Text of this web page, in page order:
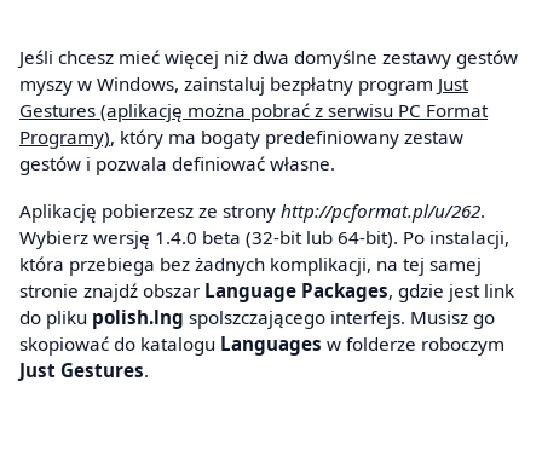
Jeśli chcesz mieć więcej niż dwa domyślne zestawy gestów
myszy w Windows, zainstaluj bezpłatny program Just
Gestures (aplikację można pobrać z serwisu PC Format
Programy), który ma bogaty predefiniowany zestaw
gestów i pozwala definiować własne.
Aplikację pobierzesz ze strony http://pcformat.pl/u/262.
Wybierz wersję 1.4.0 beta (32-bit lub 64-bit). Po instalacji,
która przebiega bez żadnych komplikacji, na tej samej
stronie znajdź obszar Language Packages, gdzie jest link
do pliku polish.lng spolszczającego interfejs. Musisz go
skopiować do katalogu Languages w folderze roboczym
Just Gestures.